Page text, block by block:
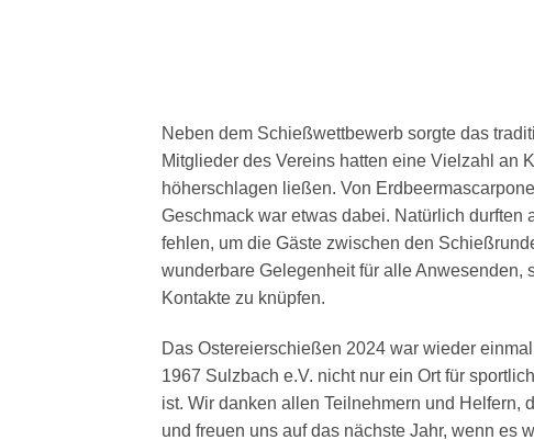
Neben dem Schießwettbewerb sorgte das
Mitglieder des Vereins hatten eine Vielzahl an
höherschlagen ließen. Von
Geschmack war etwas dabei. Natürlich
fehlen, um die Gäste zwischen den
wunderbare Gelegenheit für alle Anwesenden,
Kontakte zu knüpfen.
Das Ostereierschießen 2024 war wieder
1967 Sulzbach e.V. nicht nur ein Ort für
ist. Wir danken allen Teilnehmern und Helfern,
und freuen uns auf das nächste Jahr, wenn es